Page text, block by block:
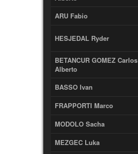
ARU Fabio
HESJEDAL Ryder
BETANCUR GOMEZ Carlos
Alberto
BASSO Ivan
FRAPPORTI Marco
MODOLO Sacha
MEZGEC Luka